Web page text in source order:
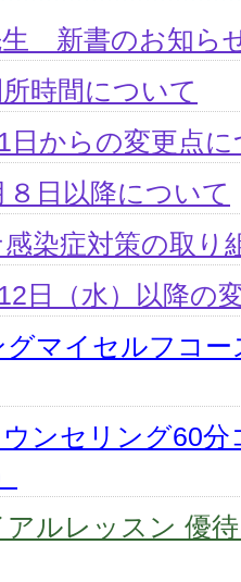
生 新書のお知ら
時間について
日からの変更点
８日以降について
染症対策の取り
日（水）以降の
マイセルフコ
ウンセリング60
ルレッスン 優